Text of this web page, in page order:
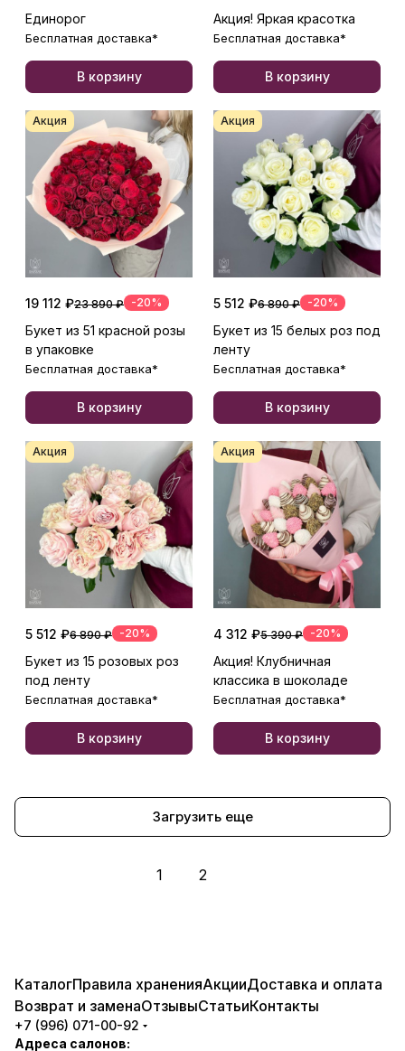
Единорог
Бесплатная доставка*
В корзину
Акция! Яркая красотка
Бесплатная доставка*
В корзину
Акция
19 112 ₽23 890 ₽ -20%
Букет из 51 красной розы
в упаковке
Бесплатная доставка*
В корзину
Акция
5 512 ₽6 890 ₽ -20%
Букет из 15 белых роз под
ленту
Бесплатная доставка*
В корзину
Акция
5 512 ₽6 890 ₽ -20%
Букет из 15 розовых роз
под ленту
Бесплатная доставка*
В корзину
Акция
4 312 ₽5 390 ₽ -20%
Акция! Клубничная
классика в шоколаде
Бесплатная доставка*
В корзину
Загрузить еще
1 2
КаталогПравила храненияАкцииДоставка и оплата
Возврат и заменаОтзывыСтатьиКонтакты
+7 (996) 071-00-92
Адреса салонов: